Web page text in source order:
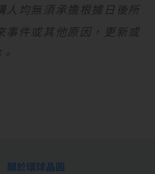
人均無須承擔根據日後所
事件或其他原因，更新或
關於環球晶圓